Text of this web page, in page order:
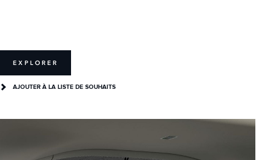
EXPLORER
AJOUTER À LA LISTE DE SOUHAITS